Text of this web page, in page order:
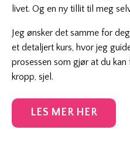
livet. Og en ny tillit til meg
Jeg ønsker det samme for
et detaljert kurs, hvor jeg
prosessen som gjør at du kan
kropp, sjel.
LES MER HER